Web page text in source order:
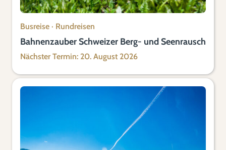
Busreise · Rundreisen
Bahnenzauber Schweizer Berg- und Seenrausch
Nächster Termin: 20. August 2026